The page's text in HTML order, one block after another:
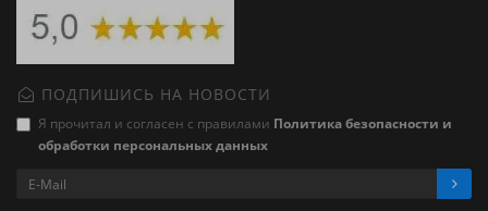
ПОДПИШИСЬ НА НОВОСТИ
Я прочитал и согласен с правилами Политика безопасности и
обработки персональных данных